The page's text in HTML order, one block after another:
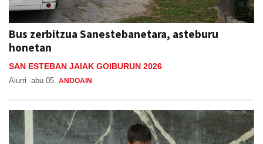
Bus zerbitzua Sanestebanetara, asteburu
honetan
SAN ESTEBAN JAIAK GOIBURUN 2026
Aiurri abu 05 ANDOAIN